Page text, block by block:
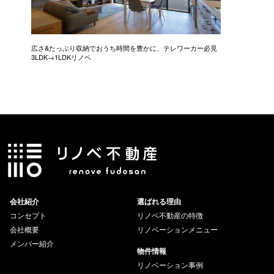
広さ&たっぷり収納でおうち時間を豊かに、テレワーカー必見
3LDK→1LDKリノベ
会社紹介
コンセプト
会社概要
メンバー紹介
選ばれる理由
リノベ不動産の特徴
リノベーションメニュー
物件情報
リノベーション事例